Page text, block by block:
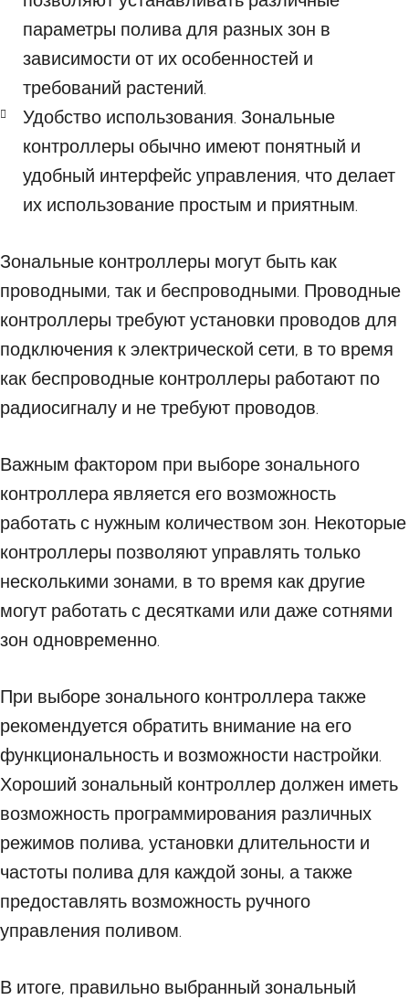
параметры полива для разных зон в
зависимости от их особенностей и
требований растений.
Удобство использования. Зональные
контроллеры обычно имеют понятный и
удобный интерфейс управления, что делает
их использование простым и приятным.
Зональные контроллеры могут быть как
проводными, так и беспроводными. Проводные
контроллеры требуют установки проводов для
подключения к электрической сети, в то время
как беспроводные контроллеры работают по
радиосигналу и не требуют проводов.
Важным фактором при выборе зонального
контроллера является его возможность
работать с нужным количеством зон. Некоторые
контроллеры позволяют управлять только
несколькими зонами, в то время как другие
могут работать с десятками или даже сотнями
зон одновременно.
При выборе зонального контроллера также
рекомендуется обратить внимание на его
функциональность и возможности настройки.
Хороший зональный контроллер должен иметь
возможность программирования различных
режимов полива, установки длительности и
частоты полива для каждой зоны, а также
предоставлять возможность ручного
управления поливом.
В итоге, правильно выбранный зональный